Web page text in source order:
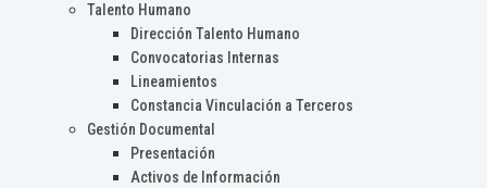
Talento Humano
Dirección Talento Humano
Convocatorias Internas
Lineamientos
Constancia Vinculación a Terceros
Gestión Documental
Presentación
Activos de Información